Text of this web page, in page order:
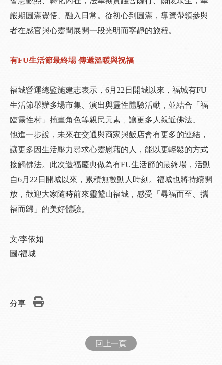
嚴期圓滿覺悟、融入日常。從初心到圓滿，導覽帶領參與
者在感官與心靈間展開一段光明而寧靜的旅程。
有FU生活節最終場 傳遞溫暖與祝福
福城營運總監施建志表示，6月22日開城以來，福城有FU
生活節舉辦多場市集、演出與靈性體驗活動，並結合「福
臨靈性村」插畫角色等親民元素，讓更多人親近佛法。
他進一步說，未來在交通與商家與飯店會有更多的連結，
讓更多因生活壓力尋求心靈慰藉的人，能以更輕鬆的方式
接觸佛法。此次造福慶典做為有FU生活節的最終場，活動
自6月22日開城以來，累積無數動人時刻。福城也將持續開
放，歡迎大家隨時前來靈鷲山福城，感受「尋福而至、攜
福而歸」的美好體驗。
文/李依如
圖/福城
分享
回上一頁